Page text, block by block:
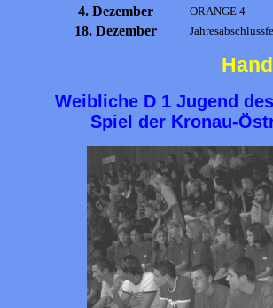
4. Dezember ORANGE 4
18. Dezember
Weibliche D 1 Jugend
Spiel der Kronau-